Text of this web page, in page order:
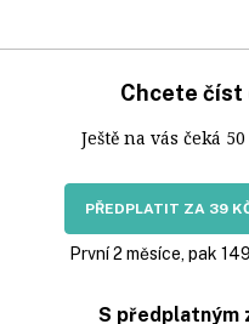
Chcete číst
Ještě na vás čeká
PŘEDPLATIT ZA 39
První 2 měsíce, pak
S předplatným